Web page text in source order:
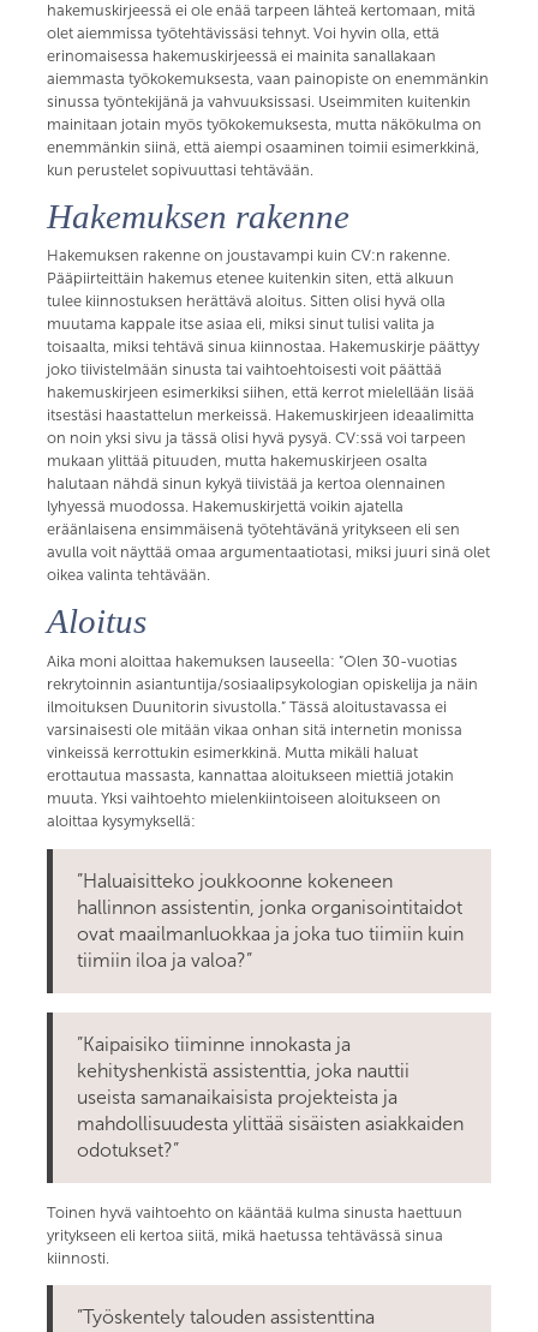
hakemuskirjeessä ei ole enää tarpeen lähteä kertomaan, mitä
olet aiemmissa työtehtävissäsi tehnyt. Voi hyvin olla, että
erinomaisessa hakemuskirjeessä ei mainita sanallakaan
aiemmasta työkokemuksesta, vaan painopiste on enemmänkin
sinussa työntekijänä ja vahvuuksissasi. Useimmiten kuitenkin
mainitaan jotain myös työkokemuksesta, mutta näkökulma on
enemmänkin siinä, että aiempi osaaminen toimii esimerkkinä,
kun perustelet sopivuuttasi tehtävään.
Hakemuksen rakenne
Hakemuksen rakenne on joustavampi kuin CV:n rakenne.
Pääpiirteittäin hakemus etenee kuitenkin siten, että alkuun
tulee kiinnostuksen herättävä aloitus. Sitten olisi hyvä olla
muutama kappale itse asiaa eli, miksi sinut tulisi valita ja
toisaalta, miksi tehtävä sinua kiinnostaa. Hakemuskirje päättyy
joko tiivistelmään sinusta tai vaihtoehtoisesti voit päättää
hakemuskirjeen esimerkiksi siihen, että kerrot mielellään lisää
itsestäsi haastattelun merkeissä. Hakemuskirjeen ideaalimitta
on noin yksi sivu ja tässä olisi hyvä pysyä. CV:ssä voi tarpeen
mukaan ylittää pituuden, mutta hakemuskirjeen osalta
halutaan nähdä sinun kykyä tiivistää ja kertoa olennainen
lyhyessä muodossa. Hakemuskirjettä voikin ajatella
eräänlaisena ensimmäisenä työtehtävänä yritykseen eli sen
avulla voit näyttää omaa argumentaatiotasi, miksi juuri sinä olet
oikea valinta tehtävään.
Aloitus
Aika moni aloittaa hakemuksen lauseella: ”Olen 30-vuotias
rekrytoinnin asiantuntija/sosiaalipsykologian opiskelija ja näin
ilmoituksen Duunitorin sivustolla.” Tässä aloitustavassa ei
varsinaisesti ole mitään vikaa onhan sitä internetin monissa
vinkeissä kerrottukin esimerkkinä. Mutta mikäli haluat
erottautua massasta, kannattaa aloitukseen miettiä jotakin
muuta. Yksi vaihtoehto mielenkiintoiseen aloitukseen on
aloittaa kysymyksellä:
”Haluaisitteko joukkoonne kokeneen
hallinnon assistentin, jonka organisointitaidot
ovat maailmanluokkaa ja joka tuo tiimiin kuin
tiimiin iloa ja valoa?”
”Kaipaisiko tiiminne innokasta ja
kehityshenkistä assistenttia, joka nauttii
useista samanaikaisista projekteista ja
mahdollisuudesta ylittää sisäisten asiakkaiden
odotukset?”
Toinen hyvä vaihtoehto on kääntää kulma sinusta haettuun
yritykseen eli kertoa siitä, mikä haetussa tehtävässä sinua
kiinnosti.
”Työskentely talouden assistenttina